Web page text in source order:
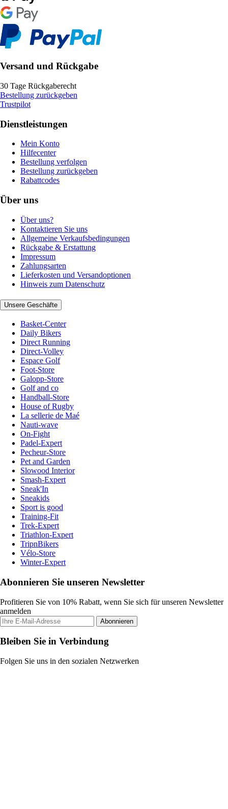
Versand und Rückgabe
30 Tage Rückgaberecht
Bestellung zurückgeben
Trustpilot
Dienstleistungen
Mein Konto
Hilfecenter
Bestellung verfolgen
Bestellung zurückgeben
Rabattcodes
Über uns
Über uns?
Kontaktieren Sie uns
Allgemeine Verkaufsbedingungen
Rückgabe & Erstattung
Impressum
Zahlungsarten
Lieferkosten und Versandoptionen
Hinweis zum Datenschutz
Unsere Geschäfte
Basket-Center
Daily Bikers
Direct Running
Direct-Volley
Espace Golf
Foot-Store
Galopp-Store
Golf and co
Handball-Store
House of Rugby
La sellerie de Maé
Nauti-wave
On-Fight
Padel-Expert
Pecheur-Store
Pet and Garden
Slowood Interior
Smash-Expert
Sneak'In
Sneakids
Sport is good
Training-Fit
Trek-Expert
Triathlon-Expert
TripnBikers
Vélo-Store
Winter-Expert
Abonnieren Sie unseren Newsletter
Profitieren Sie von 10% Rabatt, wenn Sie sich für unseren Newsletter
anmelden
Abonnieren
Bleiben Sie in Verbindung
Folgen Sie uns in den sozialen Netzwerken